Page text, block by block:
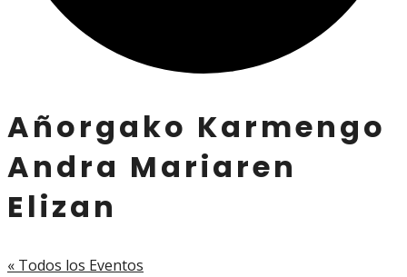
Añorgako Karmengo
Andra Mariaren
Elizan
« Todos los Eventos